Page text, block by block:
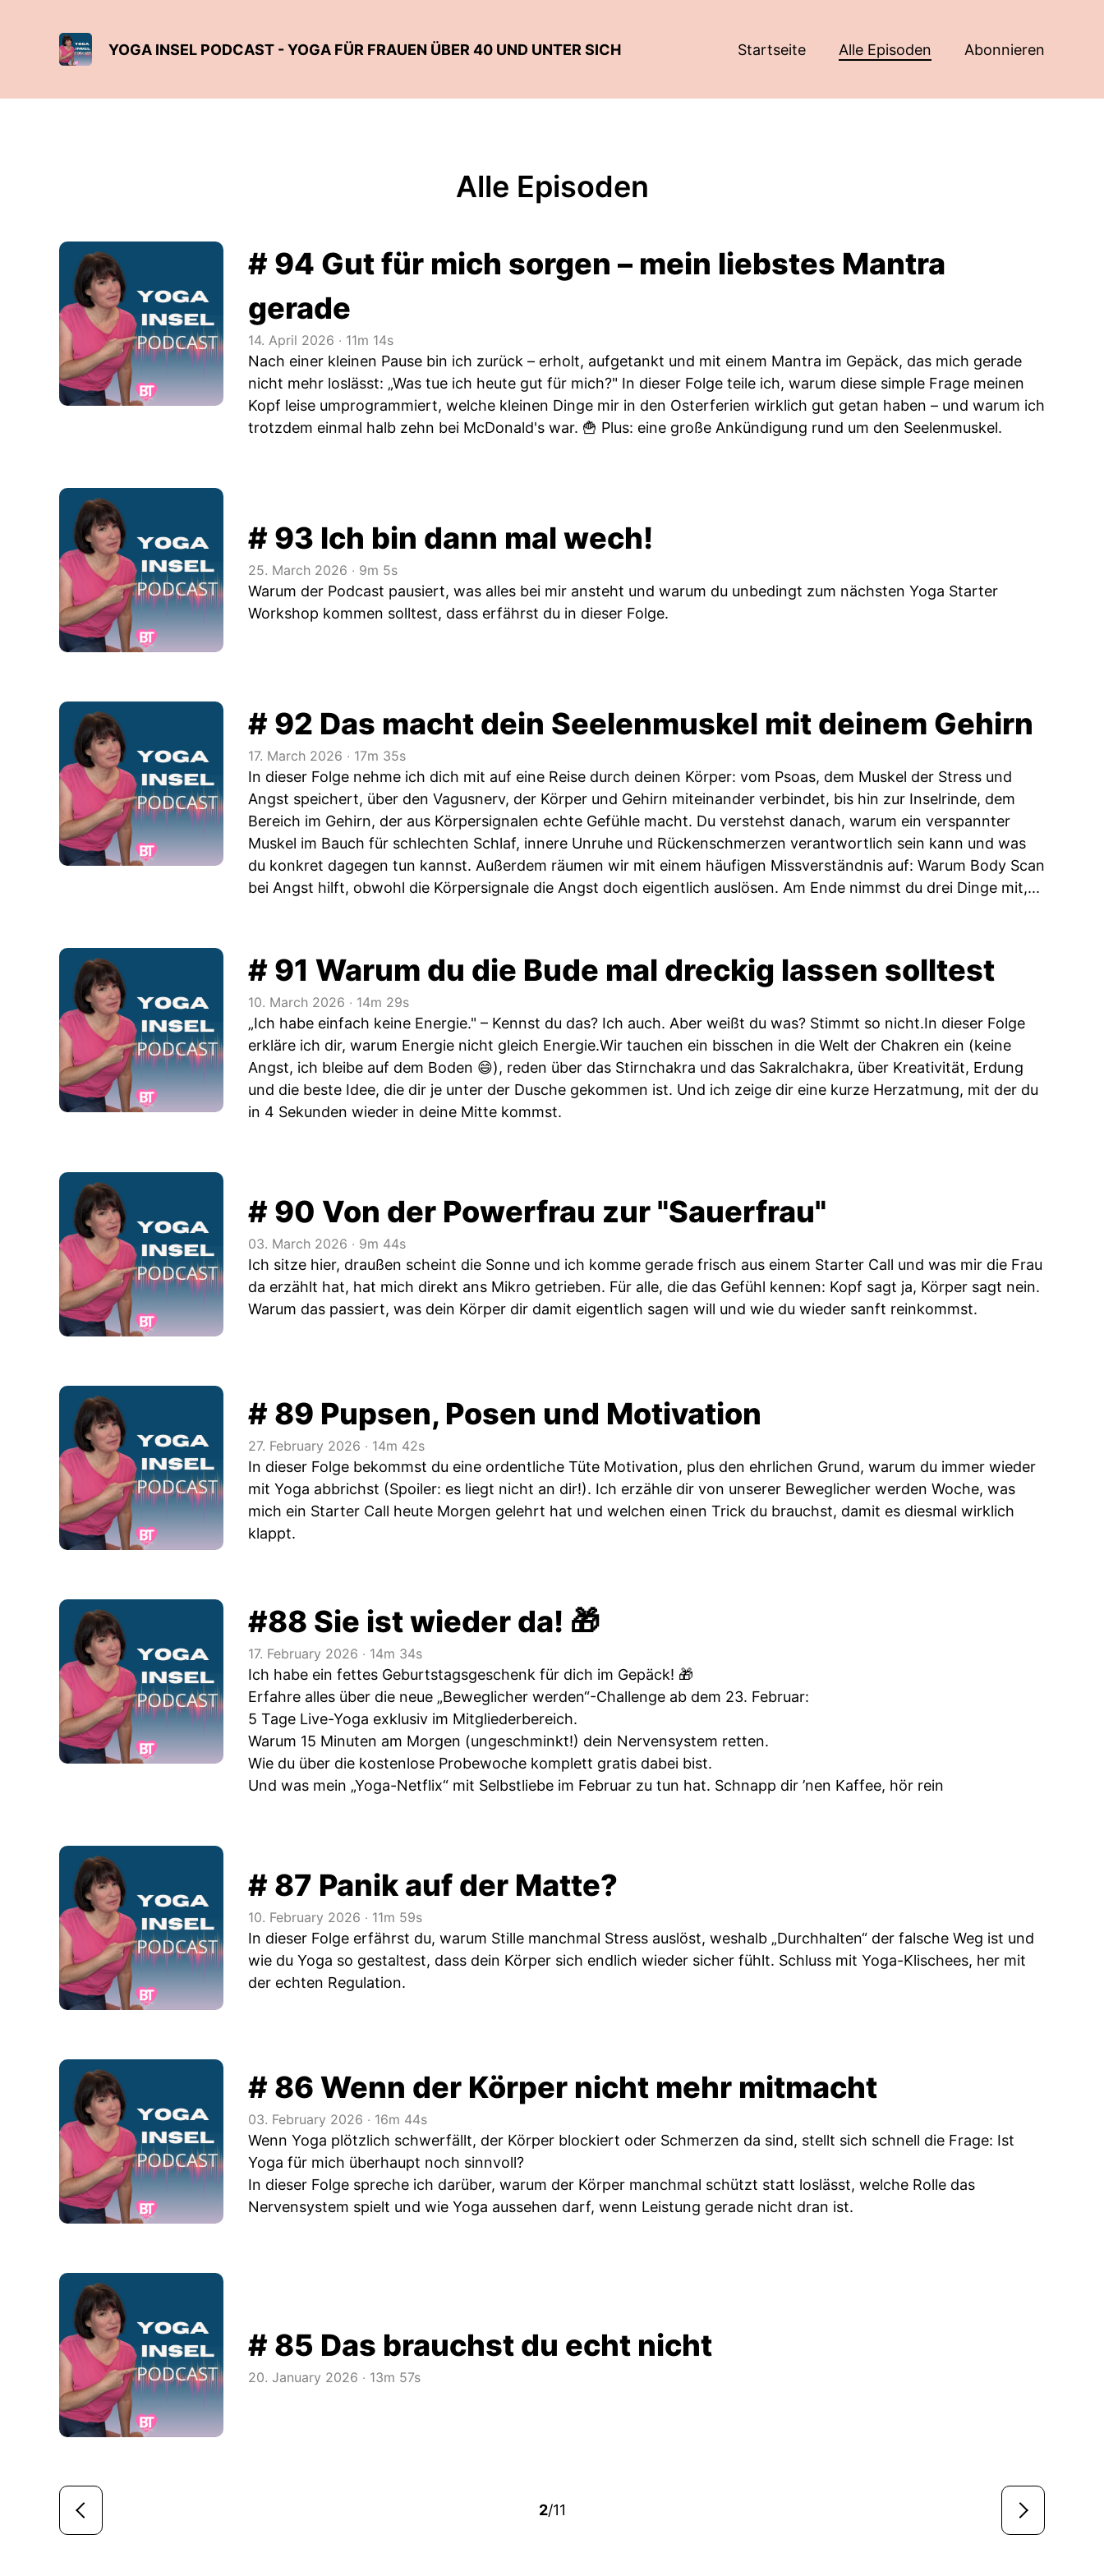
YOGA INSEL PODCAST - YOGA FÜR FRAUEN ÜBER 40 UND UNTER SICH Startseite Alle Episoden Abonnieren
Alle Episoden
# 94 Gut für mich sorgen – mein liebstes Mantra
gerade
14. April 2026 ‧ 11m 14s
Nach einer kleinen Pause bin ich zurück – erholt, aufgetankt und mit einem Mantra im Gepäck, das mich gerade
nicht mehr loslässt: „Was tue ich heute gut für mich?" In dieser Folge teile ich, warum diese simple Frage meinen
Kopf leise umprogrammiert, welche kleinen Dinge mir in den Osterferien wirklich gut getan haben – und warum ich
trotzdem einmal halb zehn bei McDonald's war. 🍟 Plus: eine große Ankündigung rund um den Seelenmuskel.
# 93 Ich bin dann mal wech!
25. March 2026 ‧ 9m 5s
Warum der Podcast pausiert, was alles bei mir ansteht und warum du unbedingt zum nächsten Yoga Starter
Workshop kommen solltest, dass erfährst du in dieser Folge.
# 92 Das macht dein Seelenmuskel mit deinem Gehirn
17. March 2026 ‧ 17m 35s
In dieser Folge nehme ich dich mit auf eine Reise durch deinen Körper: vom Psoas, dem Muskel der Stress und
Angst speichert, über den Vagusnerv, der Körper und Gehirn miteinander verbindet, bis hin zur Inselrinde, dem
Bereich im Gehirn, der aus Körpersignalen echte Gefühle macht. Du verstehst danach, warum ein verspannter
Muskel im Bauch für schlechten Schlaf, innere Unruhe und Rückenschmerzen verantwortlich sein kann und was
du konkret dagegen tun kannst. Außerdem räumen wir mit einem häufigen Missverständnis auf: Warum Body Scan
bei Angst hilft, obwohl die Körpersignale die Angst doch eigentlich auslösen. Am Ende nimmst du drei Dinge mit,...
# 91 Warum du die Bude mal dreckig lassen solltest
10. March 2026 ‧ 14m 29s
„Ich habe einfach keine Energie." – Kennst du das? Ich auch. Aber weißt du was? Stimmt so nicht.In dieser Folge
erkläre ich dir, warum Energie nicht gleich Energie.Wir tauchen ein bisschen in die Welt der Chakren ein (keine
Angst, ich bleibe auf dem Boden 😄), reden über das Stirnchakra und das Sakralchakra, über Kreativität, Erdung
und die beste Idee, die dir je unter der Dusche gekommen ist. Und ich zeige dir eine kurze Herzatmung, mit der du
in 4 Sekunden wieder in deine Mitte kommst.
# 90 Von der Powerfrau zur "Sauerfrau"
03. March 2026 ‧ 9m 44s
Ich sitze hier, draußen scheint die Sonne und ich komme gerade frisch aus einem Starter Call und was mir die Frau
da erzählt hat, hat mich direkt ans Mikro getrieben. Für alle, die das Gefühl kennen: Kopf sagt ja, Körper sagt nein.
Warum das passiert, was dein Körper dir damit eigentlich sagen will und wie du wieder sanft reinkommst.
# 89 Pupsen, Posen und Motivation
27. February 2026 ‧ 14m 42s
In dieser Folge bekommst du eine ordentliche Tüte Motivation, plus den ehrlichen Grund, warum du immer wieder
mit Yoga abbrichst (Spoiler: es liegt nicht an dir!). Ich erzähle dir von unserer Beweglicher werden Woche, was
mich ein Starter Call heute Morgen gelehrt hat und welchen einen Trick du brauchst, damit es diesmal wirklich
klappt.
#88 Sie ist wieder da! 🎁
17. February 2026 ‧ 14m 34s
Ich habe ein fettes Geburtstagsgeschenk für dich im Gepäck! 🎁
Erfahre alles über die neue „Beweglicher werden“-Challenge ab dem 23. Februar:
5 Tage Live-Yoga exklusiv im Mitgliederbereich.
Warum 15 Minuten am Morgen (ungeschminkt!) dein Nervensystem retten.
Wie du über die kostenlose Probewoche komplett gratis dabei bist.
Und was mein „Yoga-Netflix“ mit Selbstliebe im Februar zu tun hat. Schnapp dir ’nen Kaffee, hör rein
# 87 Panik auf der Matte?
10. February 2026 ‧ 11m 59s
In dieser Folge erfährst du, warum Stille manchmal Stress auslöst, weshalb „Durchhalten“ der falsche Weg ist und
wie du Yoga so gestaltest, dass dein Körper sich endlich wieder sicher fühlt. Schluss mit Yoga-Klischees, her mit
der echten Regulation.
# 86 Wenn der Körper nicht mehr mitmacht
03. February 2026 ‧ 16m 44s
Wenn Yoga plötzlich schwerfällt, der Körper blockiert oder Schmerzen da sind, stellt sich schnell die Frage: Ist
Yoga für mich überhaupt noch sinnvoll?
In dieser Folge spreche ich darüber, warum der Körper manchmal schützt statt loslässt, welche Rolle das
Nervensystem spielt und wie Yoga aussehen darf, wenn Leistung gerade nicht dran ist.
# 85 Das brauchst du echt nicht
20. January 2026 ‧ 13m 57s
2/11